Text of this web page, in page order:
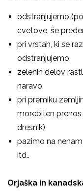
odstranjujemo
cvetove, še
pri vrstah, ki se
odstranjujemo,
zelenih delov
naravo,
pri premiku
morebiten
dresnik),
pazimo na
itd..
Orjaška in